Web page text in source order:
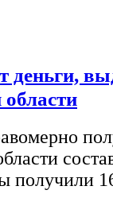
деньги,
получили